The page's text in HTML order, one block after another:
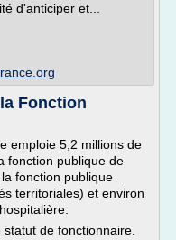
d'anticiper et...
Fonction
emploie 5,2 millions de
fonction publique de
fonction publique
territoriales) et environ
de fonctionnaire.